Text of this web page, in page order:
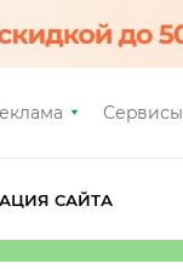
Сервисы
САЙТА